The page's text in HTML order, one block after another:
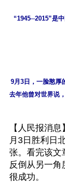
“1945─2015”是
9月3日，一脸憨厚
去年他曾对世界说
【人民报消
月3日胜利日
张。看完该文
反倒从另一
很成功。